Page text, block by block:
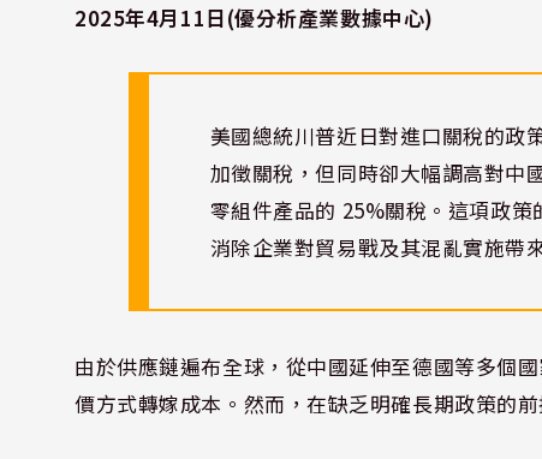
2025年4月11日(優分析產業數據中心)
美國總統川普近日對進口關稅的政
加徵關稅，但同時卻大幅調高對中
零組件產品的 25%關稅。這項政
消除企業對貿易戰及其混亂實施帶
由於供應鏈遍布全球，從中國延伸至德國等多個
價方式轉嫁成本。然而，在缺乏明確長期政策的